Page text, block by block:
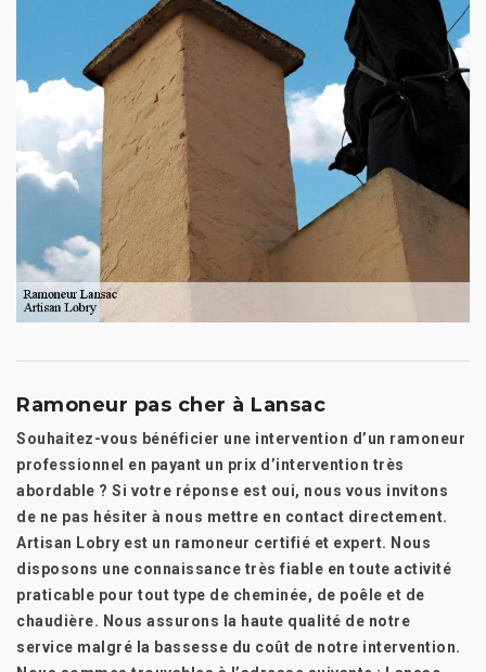
Ramoneur pas cher à Lansac
Souhaitez-vous bénéficier une intervention d’un ramoneur
professionnel en payant un prix d’intervention très
abordable ? Si votre réponse est oui, nous vous invitons
de ne pas hésiter à nous mettre en contact directement.
Artisan Lobry est un ramoneur certifié et expert. Nous
disposons une connaissance très fiable en toute activité
praticable pour tout type de cheminée, de poêle et de
chaudière. Nous assurons la haute qualité de notre
service malgré la bassesse du coût de notre intervention.